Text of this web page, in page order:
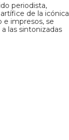
periodista,
de la icónica
e impresos, se
las sintonizadas